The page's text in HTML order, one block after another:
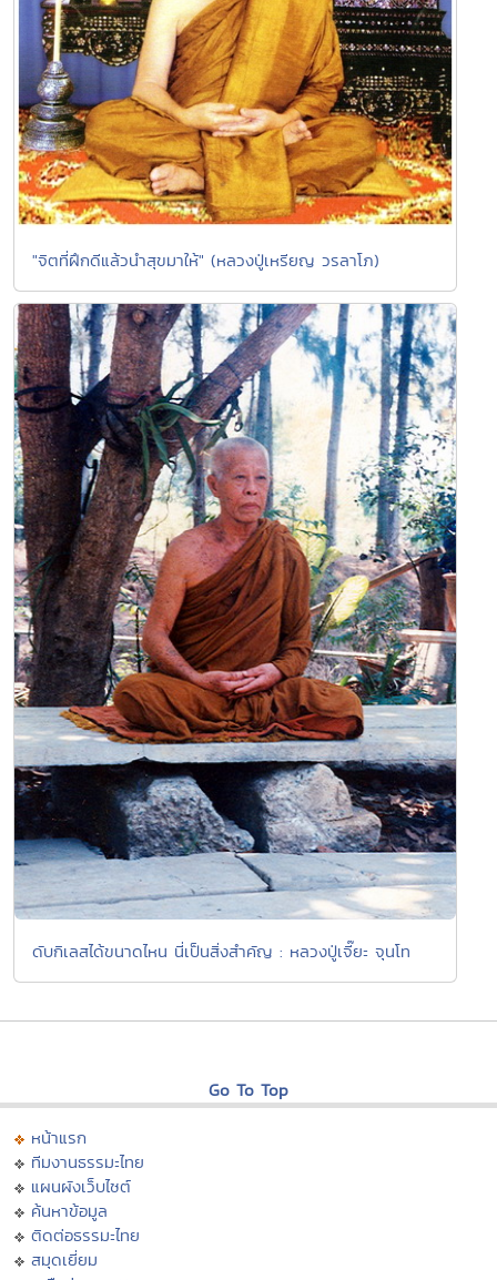
"จิตที่ฝึกดีแล้วนำสุขมาให้" (หลวงปู่เหรียญ วรลาโภ)
ดับกิเลสได้ขนาดไหน นี่เป็นสิ่งสำคัญ : หลวงปู่เจี๊ยะ จุนโท
Go To Top
หน้าแรก
ทีมงานธรรมะไทย
แผนผังเว็บไซต์
ค้นหาข้อมูล
ติดต่อธรรมะไทย
สมุดเยี่ยม